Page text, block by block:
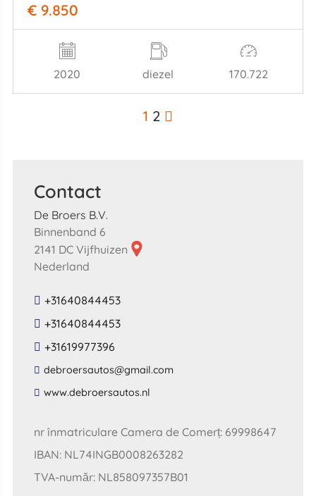
€ 9.850
2020 diezel 170.722
1 2
Contact
De Broers B.V.
Binnenband 6
2141 DC Vijfhuizen
Nederland
+31640844453
+31640844453
+31619977396
​debroersautos​@​gmail​.​com​
​www​.​debroersautos​.​nl​
nr înmatriculare Camera de Comerț: 69998647
IBAN: NL74INGB0008263282
TVA-număr: NL858097357B01